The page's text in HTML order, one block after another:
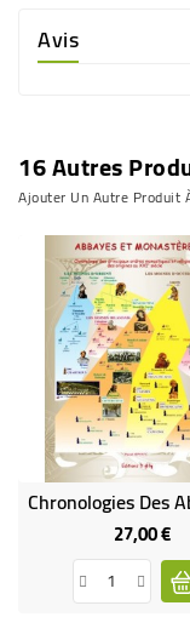
Avis
16 Autres
Ajouter Un Autre Produit
27,00 €Prix